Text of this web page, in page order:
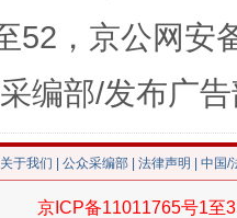
谢
52，京公网安
编部/发布广
关于我们 公众采编部 法律声明 | 中国
京ICP备11011765号1至